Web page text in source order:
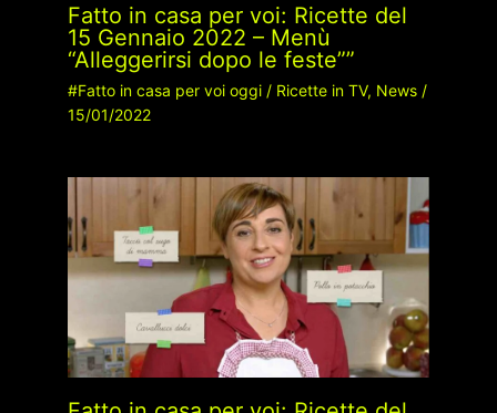
Fatto in casa per voi: Ricette del
15 Gennaio 2022 – Menù
“Alleggerirsi dopo le feste””
#Fatto in casa per voi oggi/ Ricette in TV, News/
15/01/2022